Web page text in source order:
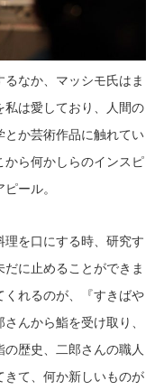
なか、マッシモ氏はま
は愛しており、人間の
か芸術作品に触れてい
から何かしらのインスピ
ール。
を口にする時、研究す
に止めることができま
れるのが、『すきばや
んから鮨を受け取り、
歴史、二郎さんの職人
て、何か新しいものが